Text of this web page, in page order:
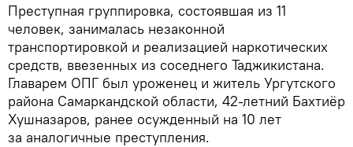
Преступная группировка, состоявшая из 11
человек, занималась незаконной
транспортировкой и реализацией наркотических
средств, ввезенных из соседнего Таджикистана.
Главарем ОПГ был уроженец и житель Ургутского
района Самаркандской области, 42-летний Бахтиёр
Хушназаров, ранее осужденный на 10 лет
за аналогичные преступления.